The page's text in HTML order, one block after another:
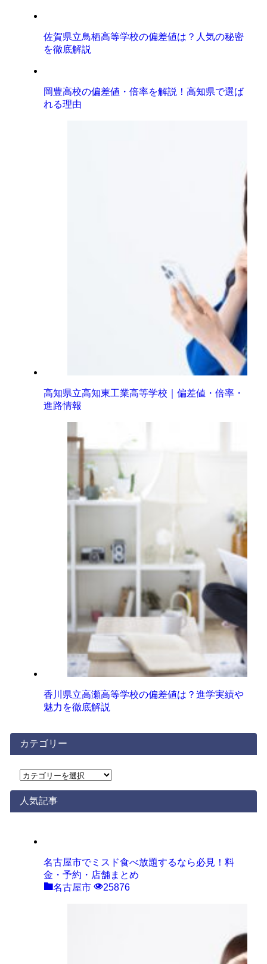
佐賀県立鳥栖高等学校の偏差値は？人気の秘密
を徹底解説
岡豊高校の偏差値・倍率を解説！高知県で選ば
れる理由
高知県立高知東工業高等学校｜偏差値・倍率・
進路情報
香川県立高瀬高等学校の偏差値は？進学実績や
魅力を徹底解説
カテゴリー
カ
ゴ
リ
人気記事
名古屋市でミスド食べ放題するなら必見！料
金・予約・店舗まとめ
名古屋市
25876